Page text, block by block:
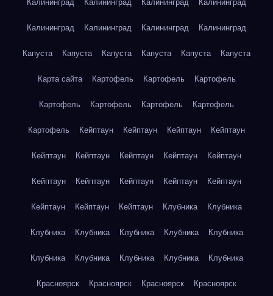
Калининград Калининград Калининград Калининград
Калининград Калининград Калининград Калининград
Капуста Капуста Капуста Капуста Капуста Капуста
Карта сайта Картофель Картофель Картофель
Картофель Картофель Картофель Картофель
Картофель Кейптаун Кейптаун Кейптаун Кейптаун
Кейптаун Кейптаун Кейптаун Кейптаун Кейптаун
Кейптаун Кейптаун Кейптаун Кейптаун Кейптаун
Кейптаун Кейптаун Кейптаун Клубника Клубника
Клубника Клубника Клубника Клубника Клубника
Клубника Клубника Клубника Клубника Клубника
Красноярск Красноярск Красноярск Красноярск